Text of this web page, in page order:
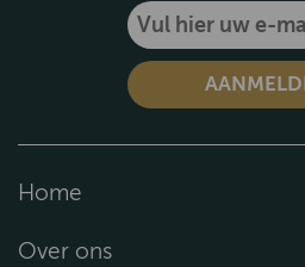
Home
Over ons